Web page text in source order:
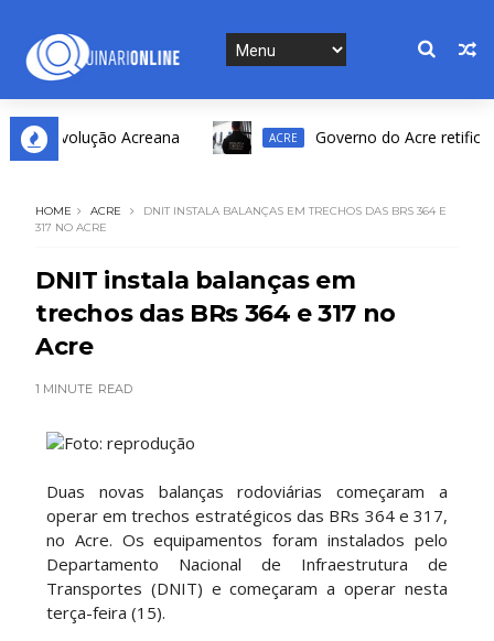
Revolução Acreana ACRE Governo do Acre retifica
HOME ACRE
DNIT INSTALA BALANÇAS EM TRECHOS DAS BRS 364 E
317 NO ACRE
DNIT instala balanças em
trechos das BRs 364 e 317 no
Acre
1 MINUTE READ
Foto: reprodução
Duas novas balanças rodoviárias começaram a
operar em trechos estratégicos das BRs 364 e 317,
no Acre. Os equipamentos foram instalados pelo
Departamento Nacional de Infraestrutura de
Transportes (DNIT) e começaram a operar nesta
terça-feira (15).